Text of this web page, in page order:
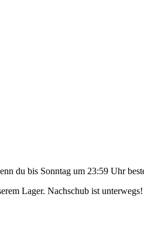
du bis Sonntag um 23:59 Uhr
Lager. Nachschub ist